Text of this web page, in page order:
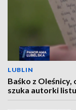
LUBLIN
Baśko z
szuka autorki